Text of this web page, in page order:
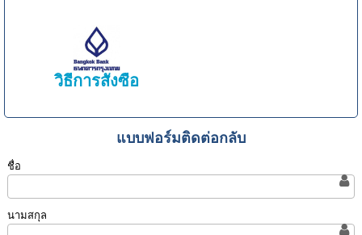
วิธีการสั่งซื้อ
แบบฟอร์มติดต่อกลับ
ชื่อ
นามสกุล